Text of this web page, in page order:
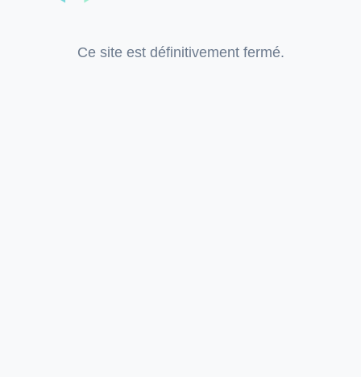
Ce site est définitivement fermé.